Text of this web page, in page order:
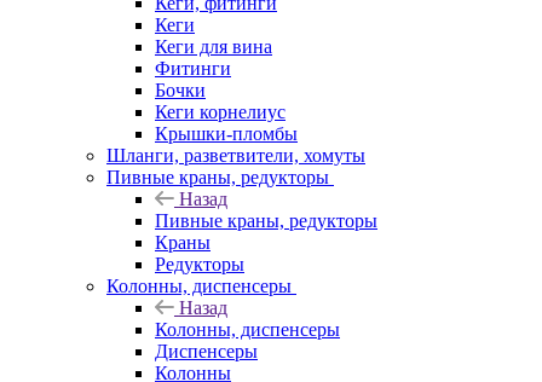
Кеги
Кеги для вина
Фитинги
Бочки
Кеги корнелиус
Крышки-пломбы
Шланги, разветвители, хомуты
Пивные краны, редукторы
Назад
Пивные краны, редукторы
Краны
Редукторы
Колонны, диспенсеры
Назад
Колонны, диспенсеры
Диспенсеры
Колонны